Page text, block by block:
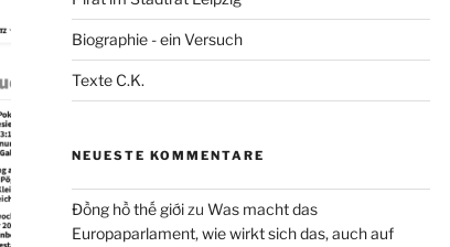
Biographie - ein Versuch
Texte C.K.
NEUESTE KOMMENTARE
Đồng hồ thế giớizu Was macht das
Europaparlament, wie wirkt sich das, auch auf